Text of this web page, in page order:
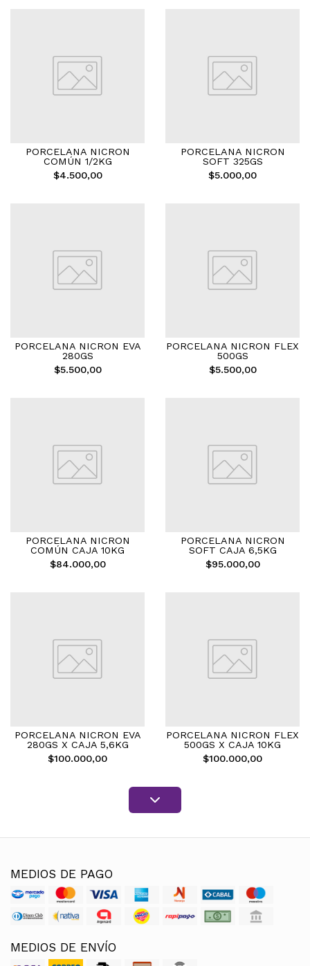
PORCELANA NICRON
COMÚN 1/2KG
$4.500,00
PORCELANA NICRON
SOFT 325GS
$5.000,00
PORCELANA NICRON EVA
280GS
$5.500,00
PORCELANA NICRON FLEX
500GS
$5.500,00
PORCELANA NICRON
COMÚN CAJA 10KG
$84.000,00
PORCELANA NICRON
SOFT CAJA 6,5KG
$95.000,00
PORCELANA NICRON EVA
280GS X CAJA 5,6KG
$100.000,00
PORCELANA NICRON FLEX
500GS X CAJA 10KG
$100.000,00
MEDIOS DE PAGO
MEDIOS DE ENVÍO